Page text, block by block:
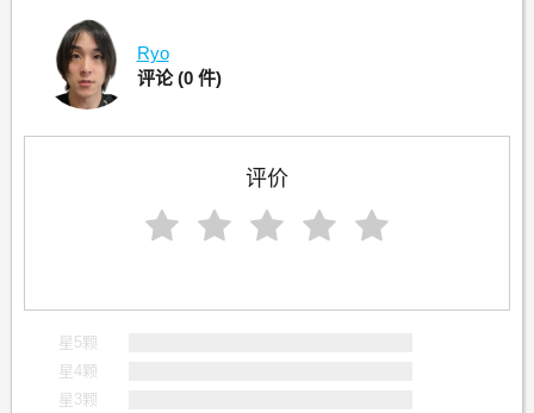
Ryo
评论(0 件)
评价
星5颗
星4颗
星3颗